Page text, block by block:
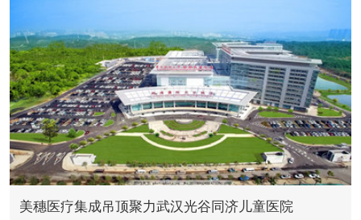
美穗医疗集成吊顶聚力武汉光谷同济儿童医院